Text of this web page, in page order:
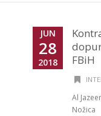
JUN
28
2018
FBiH
Al
Nožica